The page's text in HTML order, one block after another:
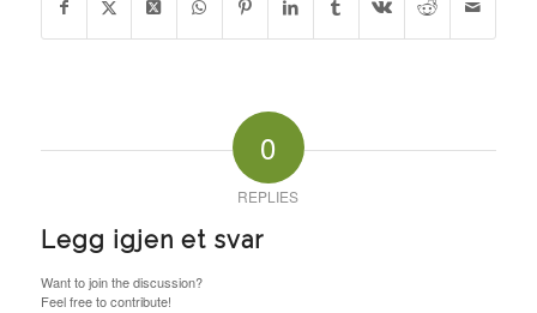
0
REPLIES
Legg igjen et svar
Want to join the discussion?
Feel free to contribute!